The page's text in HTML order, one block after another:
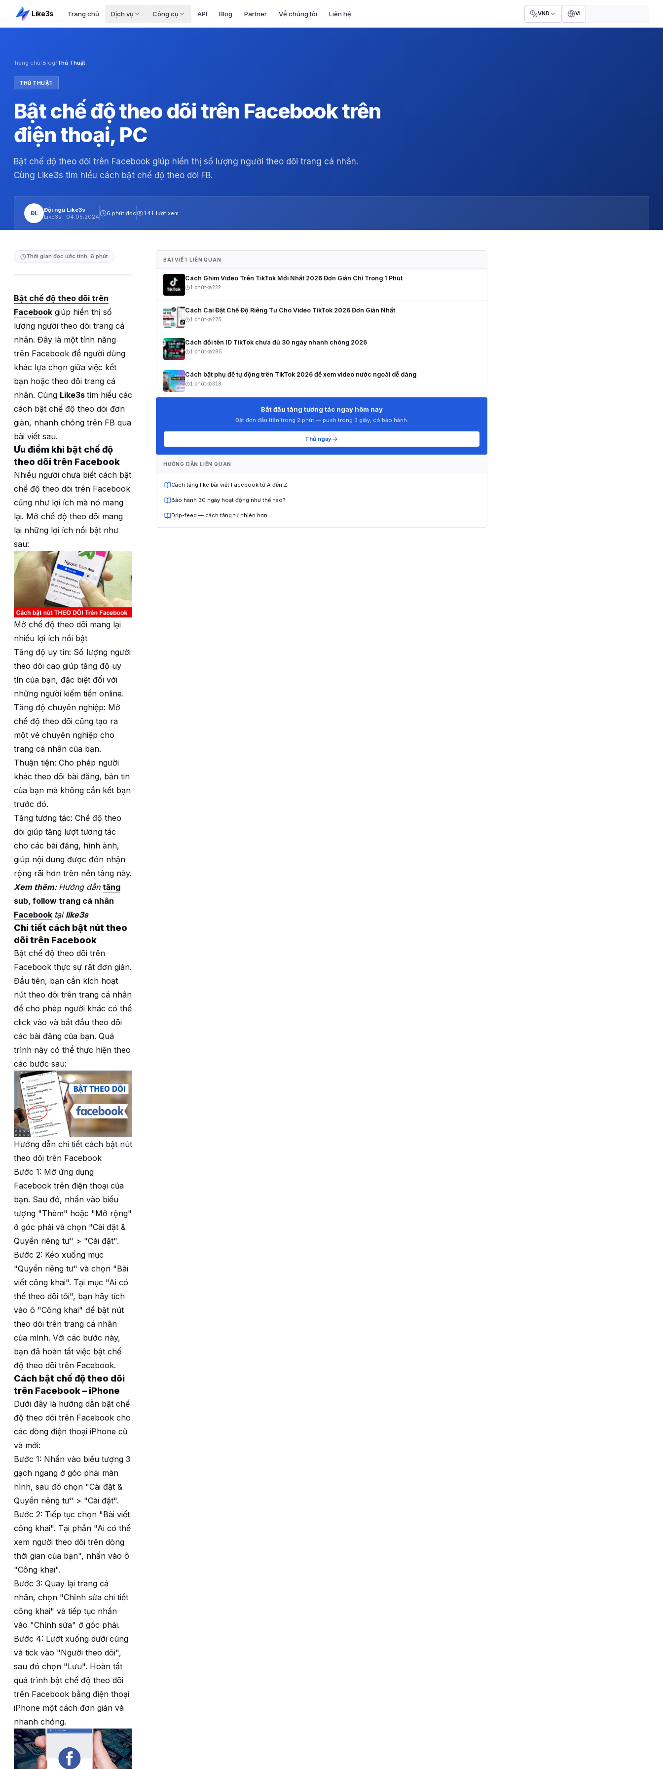
Like3s Trang chủ Dịch vụ Công cụ API Blog Partner Về chúng tôi Liên hệ VND VI
Trang chủ/Blog/Thủ Thuật
THỦ THUẬT
Bật chế độ theo dõi trên Facebook trên
điện thoại, PC
Bật chế độ theo dõi trên Facebook giúp hiển thị số lượng người theo dõi trang cá nhân.
Cùng Like3s tìm hiểu cách bật chế độ theo dõi FB.
ĐL
Đội ngũ Like3s
Like3s · 04.05.2024
6 phút đọc 141 lượt xem
Thời gian đọc ước tính: 6 phút
Bật chế độ theo dõi trên
Facebook giúp hiển thị số
lượng người theo dõi trang cá
nhân. Đây là một tính năng
trên Facebook để người dùng
khác lựa chọn giữa việc kết
bạn hoặc theo dõi trang cá
nhân. Cùng Like3s tìm hiểu các
cách bật chế độ theo dõi đơn
giản, nhanh chóng trên FB qua
bài viết sau.
Ưu điểm khi bật chế độ
theo dõi trên Facebook
Nhiều người chưa biết cách bật
chế độ theo dõi trên Facebook
cũng như lợi ích mà nó mang
lại. Mở chế độ theo dõi mang
lại những lợi ích nổi bật như
sau:
Mở chế độ theo dõi mang lại
nhiều lợi ích nổi bật
Tăng độ uy tín: Số lượng người
theo dõi cao giúp tăng độ uy
tín của bạn, đặc biệt đối với
những người kiếm tiền online.
Tăng độ chuyên nghiệp: Mở
chế độ theo dõi cũng tạo ra
một vẻ chuyên nghiệp cho
trang cá nhân của bạn.
Thuận tiện: Cho phép người
khác theo dõi bài đăng, bản tin
của bạn mà không cần kết bạn
trước đó.
Tăng tương tác: Chế độ theo
dõi giúp tăng lượt tương tác
cho các bài đăng, hình ảnh,
giúp nội dung được đón nhận
rộng rãi hơn trên nền tảng này.
Xem thêm: Hướng dẫn tăng
sub, follow trang cá nhân
Facebook tại like3s
Chi tiết cách bật nút theo
dõi trên Facebook
Bật chế độ theo dõi trên
Facebook thực sự rất đơn giản.
Đầu tiên, bạn cần kích hoạt
nút theo dõi trên trang cá nhân
để cho phép người khác có thể
click vào và bắt đầu theo dõi
các bài đăng của bạn. Quá
trình này có thể thực hiện theo
các bước sau:
Hướng dẫn chi tiết cách bật nút
theo dõi trên Facebook
Bước 1: Mở ứng dụng
Facebook trên điện thoại của
bạn. Sau đó, nhấn vào biểu
tượng "Thêm" hoặc "Mở rộng"
ở góc phải và chọn "Cài đặt &
Quyền riêng tư" > "Cài đặt".
Bước 2: Kéo xuống mục
"Quyền riêng tư" và chọn "Bài
viết công khai". Tại mục "Ai có
thể theo dõi tôi", bạn hãy tích
vào ô "Công khai" để bật nút
theo dõi trên trang cá nhân
của mình. Với các bước này,
bạn đã hoàn tất việc bật chế
độ theo dõi trên Facebook.
Cách bật chế độ theo dõi
trên Facebook – iPhone
Dưới đây là hướng dẫn bật chế
độ theo dõi trên Facebook cho
các dòng điện thoại iPhone cũ
và mới:
Bước 1: Nhấn vào biểu tượng 3
gạch ngang ở góc phải màn
hình, sau đó chọn "Cài đặt &
Quyền riêng tư" > "Cài đặt".
Bước 2: Tiếp tục chọn "Bài viết
công khai". Tại phần "Ai có thể
xem người theo dõi trên dòng
thời gian của bạn", nhấn vào ô
"Công khai".
Bước 3: Quay lại trang cá
nhân, chọn "Chỉnh sửa chi tiết
công khai" và tiếp tục nhấn
vào "Chỉnh sửa" ở góc phải.
Bước 4: Lướt xuống dưới cùng
và tick vào "Người theo dõi",
sau đó chọn "Lưu". Hoàn tất
quá trình bật chế độ theo dõi
trên Facebook bằng điện thoại
iPhone một cách đơn giản và
nhanh chóng.
BÀI VIẾT LIÊN QUAN
Cách Ghim Video Trên TikTok Mới Nhất 2026 Đơn Giản Chỉ Trong 1 Phút
1 phút· 222
Cách Cài Đặt Chế Độ Riêng Tư Cho Video TikTok 2026 Đơn Giản Nhất
1 phút· 275
Cách đổi tên ID TikTok chưa đủ 30 ngày nhanh chóng 2026
1 phút· 285
Cách bật phụ đề tự động trên TikTok 2026 để xem video nước ngoài dễ dàng
1 phút· 318
Bắt đầu tăng tương tác ngay hôm nay
Đặt đơn đầu tiên trong 2 phút — push trong 3 giây, có bảo hành.
Thử ngay
HƯỚNG DẪN LIÊN QUAN
Cách tăng like bài viết Facebook từ A đến Z
Bảo hành 30 ngày hoạt động như thế nào?
Drip-feed — cách tăng tự nhiên hơn